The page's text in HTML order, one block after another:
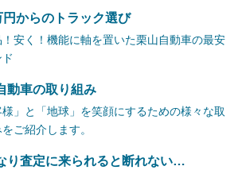
円からのトラック選び
！安く！機能に軸を置いた栗山自動車の最安
動車の取り組み
様」と「地球」を笑顔にするための様々な取
ご紹介します。
り査定に来られると断れない…